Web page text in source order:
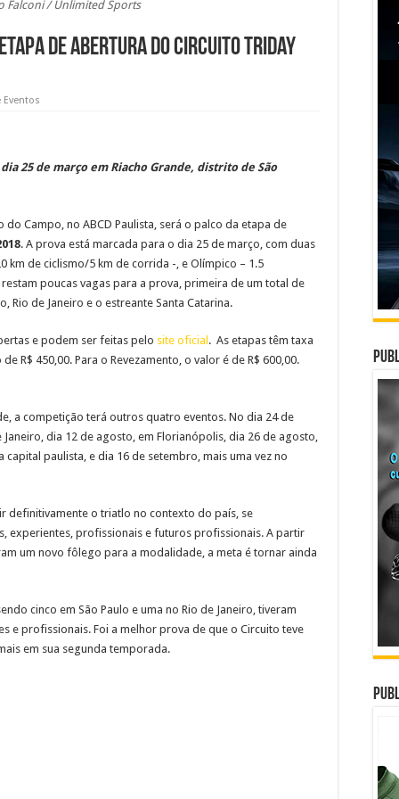
Falconi / Unlimited Sports
de abertura do Circuito Triday
Eventos
25 de março em Riacho Grande, distrito de São
Campo, no ABCD Paulista, será o palco da etapa de
. A prova está marcada para o dia 25 de março, com duas
km de ciclismo/5 km de corrida -, e Olímpico – 1.5
poucas vagas para a prova, primeira de um total de
Rio de Janeiro e o estreante Santa Catarina.
e podem ser feitas pelo site oficial . As etapas têm taxa
R$ 450,00. Para o Revezamento, o valor é de R$ 600,00.
a competição terá outros quatro eventos. No dia 24 de
dia 12 de agosto, em Florianópolis, dia 26 de agosto,
capital paulista, e dia 16 de setembro, mais uma vez no
definitivamente o triatlo no contexto do país, se
experientes, profissionais e futuros profissionais. A partir
um novo fôlego para a modalidade, a meta é tornar ainda
cinco em São Paulo e uma no Rio de Janeiro, tiveram
e profissionais. Foi a melhor prova de que o Circuito teve
em sua segunda temporada.